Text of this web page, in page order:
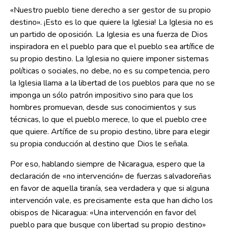
«Nuestro pueblo tiene derecho a ser gestor de su propio
destino». ¡Esto es lo que quiere la Iglesia! La Iglesia no es
un partido de oposición. La Iglesia es una fuerza de Dios
inspiradora en el pueblo para que el pueblo sea artífice de
su propio destino. La Iglesia no quiere imponer sistemas
políticas o sociales, no debe, no es su competencia, pero
la Iglesia llama a la libertad de los pueblos para que no se
imponga un sólo patrón impositivo sino para que los
hombres promuevan, desde sus conocimientos y sus
técnicas, lo que el pueblo merece, lo que el pueblo cree
que quiere. Artífice de su propio destino, libre para elegir
su propia conducción al destino que Dios le señala.
Por eso, hablando siempre de Nicaragua, espero que la
declaración de «no intervención» de fuerzas salvadoreñas
en favor de aquella tiranía, sea verdadera y que si alguna
intervención vale, es precisamente esta que han dicho los
obispos de Nicaragua: «Una intervención en favor del
pueblo para que busque con libertad su propio destino»